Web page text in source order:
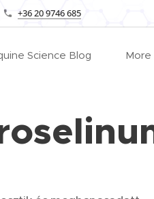
+36 20 9746 685
Science Blog More